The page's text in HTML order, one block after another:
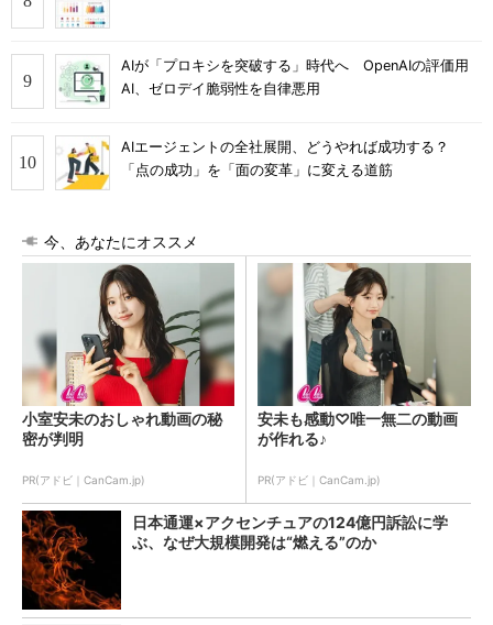
AIが「プロキシを突破する」時代へ OpenAIの評価用
AI、ゼロデイ脆弱性を自律悪用
AIエージェントの全社展開、どうやれば成功する？
「点の成功」を「面の変革」に変える道筋
今、あなたにオススメ
小室安未のおしゃれ動画の秘
密が判明
PR(アドビ｜CanCam.jp)
安未も感動♡唯一無二の動画
が作れる♪
PR(アドビ｜CanCam.jp)
日本通運×アクセンチュアの124億円訴訟に学
ぶ、なぜ大規模開発は“燃える”のか